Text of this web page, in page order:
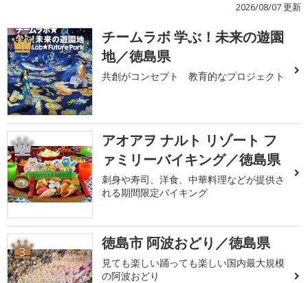
2026/08/07 更新
1
チームラボ 学ぶ！未来の遊園
地／徳島県
共創がコンセプト 教育的なプロジェクト
2
アオアヲ ナルト リゾート フ
ァミリーバイキング／徳島県
刺身や寿司、洋食、中華料理などが提供さ
れる期間限定バイキング
3 徳島市 阿波おどり／徳島県
見ても楽しい踊っても楽しい国内最大規模
の阿波おどり